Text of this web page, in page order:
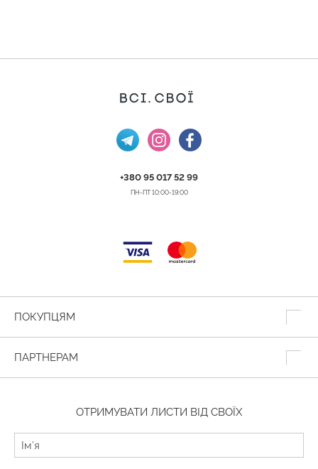
+380 95 017 52 99
ПН-ПТ 10:00-19:00
ПОКУПЦЯМ
ПАРТНЕРАМ
ОТРИМУВАТИ ЛИСТИ ВІД СВОЇХ